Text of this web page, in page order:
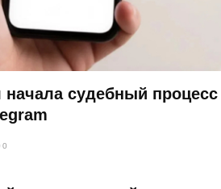
начала судебный процесс